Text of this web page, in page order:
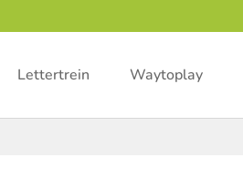
Lettertrein Waytoplay